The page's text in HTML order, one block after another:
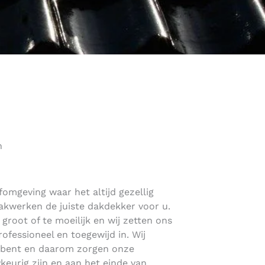
waar het altijd gezellig
de juiste dakdekker voor u.
of te moeilijk en wij zetten ons
en toegewijd in. Wij
en daarom zorgen onze